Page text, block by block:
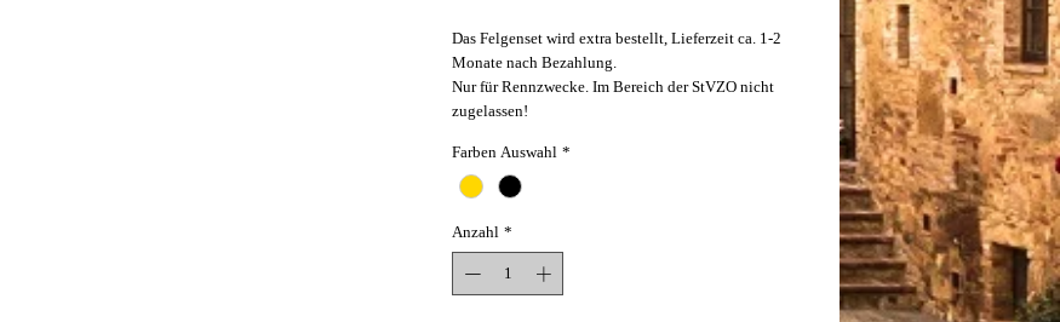
Das Felgenset wird extra bestellt, Lieferzeit ca. 1-2
Monate nach Bezahlung.
Nur für Rennzwecke. Im Bereich der StVZO nicht
zugelassen!
Farben Auswahl *
Anzahl *